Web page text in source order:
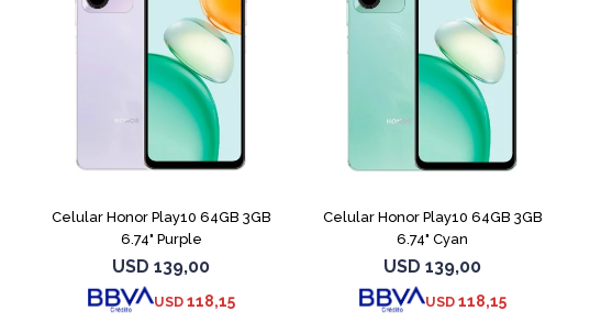
Celular Honor Play10 64GB 3GB
6.74" Purple
USD 139,00
USD 118,15
COMPARAR
Celular Honor Play10 64GB 3GB
6.74" Cyan
USD 139,00
USD 118,15
COMPARAR